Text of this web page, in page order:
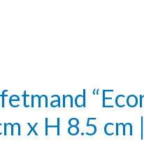
x H 8.5 cm